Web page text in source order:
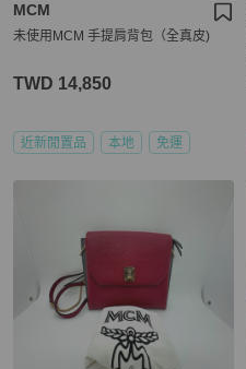
MCM
未使用MCM 手提肩背包（全真皮)
TWD 14,850
近新閒置品 本地 免運